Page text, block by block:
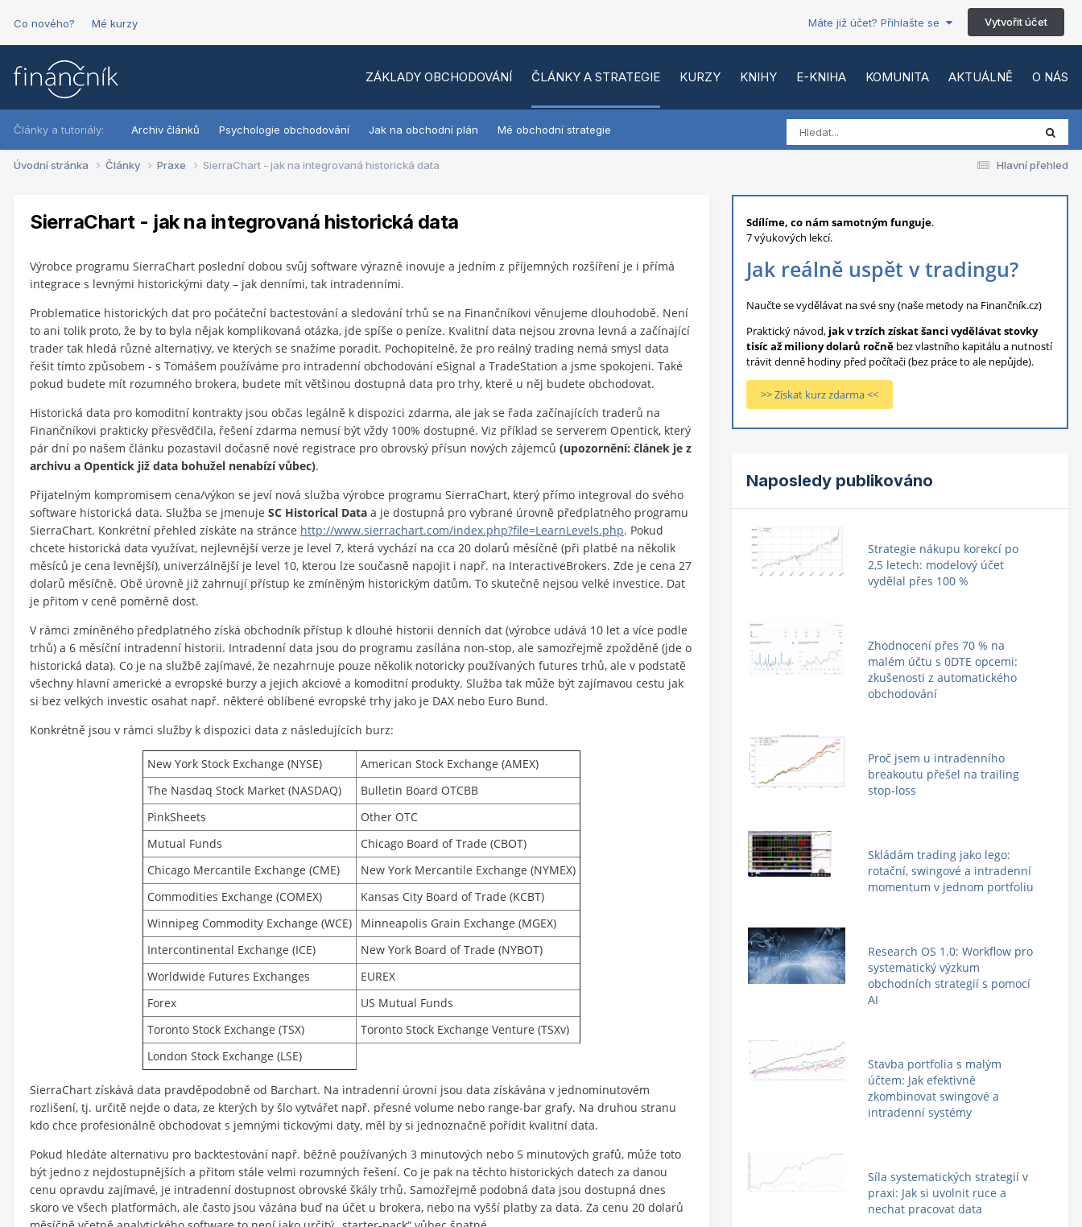
Co nového? Mé kurzy Máte již účet? Přihlašte se Vytvořit účet
ZÁKLADY OBCHODOVÁNÍ ČLÁNKY A STRATEGIE KURZY KNIHY E-KNIHA KOMUNITA AKTUÁLNĚ O NÁS
Články a tutoriály: Archiv článků Psychologie obchodování Jak na obchodní plán Mé obchodní strategie
Hlavní přehled
Úvodní stránka Články Praxe SierraChart - jak na integrovaná historická data
SierraChart - jak na integrovaná historická data
Výrobce programu SierraChart poslední dobou svůj software výrazně inovuje a jedním z příjemných rozšíření je i přímá
integrace s levnými historickými daty – jak denními, tak intradenními.
Problematice historických dat pro počáteční bactestování a sledování trhů se na Finančníkovi věnujeme dlouhodobě. Není
to ani tolik proto, že by to byla nějak komplikovaná otázka, jde spíše o peníze. Kvalitní data nejsou zrovna levná a začínající
trader tak hledá různé alternativy, ve kterých se snažíme poradit. Pochopitelně, že pro reálný trading nemá smysl data
řešit tímto způsobem - s Tomášem používáme pro intradenní obchodování eSignal a TradeStation a jsme spokojeni. Také
pokud budete mít rozumného brokera, budete mít většinou dostupná data pro trhy, které u něj budete obchodovat.
Historická data pro komoditní kontrakty jsou občas legálně k dispozici zdarma, ale jak se řada začínajících traderů na
Finančníkovi prakticky přesvědčila, řešení zdarma nemusí být vždy 100% dostupné. Viz příklad se serverem Opentick, který
pár dní po našem článku pozastavil dočasně nové registrace pro obrovský přísun nových zájemců (upozornění: článek je z
archivu a Opentick již data bohužel nenabízí vůbec).
Přijatelným kompromisem cena/výkon se jeví nová služba výrobce programu SierraChart, který přímo integroval do svého
software historická data. Služba se jmenuje SC Historical Data a je dostupná pro vybrané úrovně předplatného programu
SierraChart. Konkrétní přehled získáte na stránce http://www.sierrachart.com/index.php?file=LearnLevels.php. Pokud
chcete historická data využívat, nejlevnější verze je level 7, která vychází na cca 20 dolarů měsíčně (při platbě na několik
měsíců je cena levnější), univerzálnější je level 10, kterou lze současně napojit i např. na InteractiveBrokers. Zde je cena 27
dolarů měsíčně. Obě úrovně již zahrnují přístup ke zmíněným historickým datům. To skutečně nejsou velké investice. Dat
je přitom v ceně poměrně dost.
V rámci zmíněného předplatného získá obchodník přístup k dlouhé historii denních dat (výrobce udává 10 let a více podle
trhů) a 6 měsíční intradenní historii. Intradenní data jsou do programu zasílána non-stop, ale samozřejmě zpožděně (jde o
historická data). Co je na službě zajímavé, že nezahrnuje pouze několik notoricky používaných futures trhů, ale v podstatě
všechny hlavní americké a evropské burzy a jejich akciové a komoditní produkty. Služba tak může být zajímavou cestu jak
si bez velkých investic osahat např. některé oblíbené evropské trhy jako je DAX nebo Euro Bund.
Konkrétně jsou v rámci služby k dispozici data z následujících burz:
New York Stock Exchange (NYSE)
American Stock Exchange (AMEX)
The Nasdaq Stock Market (NASDAQ)
Bulletin Board OTCBB
PinkSheets
Other OTC
Mutual Funds
Chicago Board of Trade (CBOT)
Chicago Mercantile Exchange (CME)
New York Mercantile Exchange (NYMEX)
Commodities Exchange (COMEX)
Kansas City Board of Trade (KCBT)
Winnipeg Commodity Exchange (WCE)
Minneapolis Grain Exchange (MGEX)
Intercontinental Exchange (ICE)
New York Board of Trade (NYBOT)
Worldwide Futures Exchanges
EUREX
Forex
US Mutual Funds
Toronto Stock Exchange (TSX)
Toronto Stock Exchange Venture (TSXv)
London Stock Exchange (LSE)
SierraChart získává data pravděpodobně od Barchart. Na intradenní úrovni jsou data získávána v jednominutovém
rozlišení, tj. určitě nejde o data, ze kterých by šlo vytvářet např. přesné volume nebo range-bar grafy. Na druhou stranu
kdo chce profesionálně obchodovat s jemnými tickovými daty, měl by si jednoznačně pořídit kvalitní data.
Pokud hledáte alternativu pro backtestování např. běžně používaných 3 minutových nebo 5 minutových grafů, může toto
být jedno z nejdostupnějších a přitom stále velmi rozumných řešení. Co je pak na těchto historických datech za danou
cenu opravdu zajímavé, je intradenní dostupnost obrovské škály trhů. Samozřejmě podobná data jsou dostupná dnes
skoro ve všech platformách, ale často jsou vázána buď na účet u brokera, nebo na vyšší platby za data. Za cenu 20 dolarů
Sdílíme, co nám samotným funguje.
7 výukových lekcí.
Jak reálně uspět v tradingu?
Naučte se vydělávat na své sny (naše metody na Finančník.cz)
Praktický návod, jak v trzích získat šanci vydělávat stovky
tisíc až miliony dolarů ročněbez vlastního kapitálu a nutností
trávit denně hodiny před počítači (bez práce to ale nepůjde).
>> Získat kurz zdarma <<
Naposledy publikováno
Strategie nákupu korekcí po
2,5 letech: modelový účet
vydělal přes 100 %
Zhodnocení přes 70 % na
malém účtu s 0DTE opcemi:
zkušenosti z automatického
obchodování
Proč jsem u intradenního
breakoutu přešel na trailing
stop-loss
Skládám trading jako lego:
rotační, swingové a intradenní
momentum v jednom portfoliu
Research OS 1.0: Workflow pro
systematický výzkum
obchodních strategií s pomocí
AI
Stavba portfolia s malým
účtem: Jak efektivně
zkombinovat swingové a
intradenní systémy
Síla systematických strategií v
praxi: Jak si uvolnit ruce a
nechat pracovat data